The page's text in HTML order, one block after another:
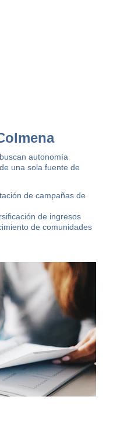
autonomía
una sola fuente de
de campañas de
de ingresos
de comunidades